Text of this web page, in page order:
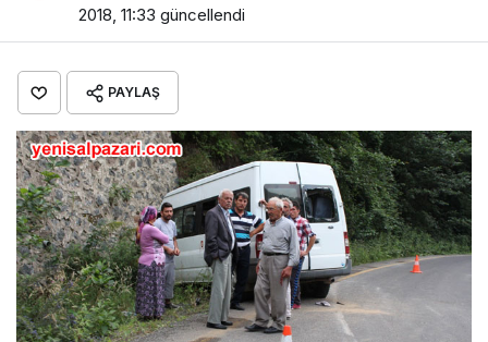
2018, 11:33 güncellendi
PAYLAŞ